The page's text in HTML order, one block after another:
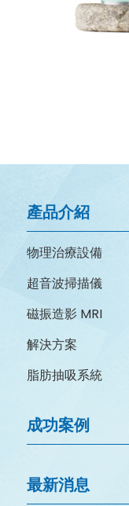
產品介紹
物理治療設備
超音波掃描儀
磁振造影 MRI
解決方案
脂肪抽吸系統
成功案例
最新消息